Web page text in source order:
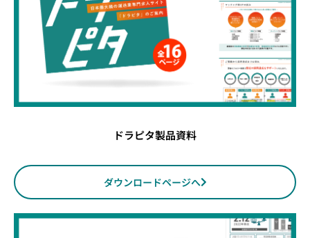
ドラピタ製品資料
ダウンロードページへ